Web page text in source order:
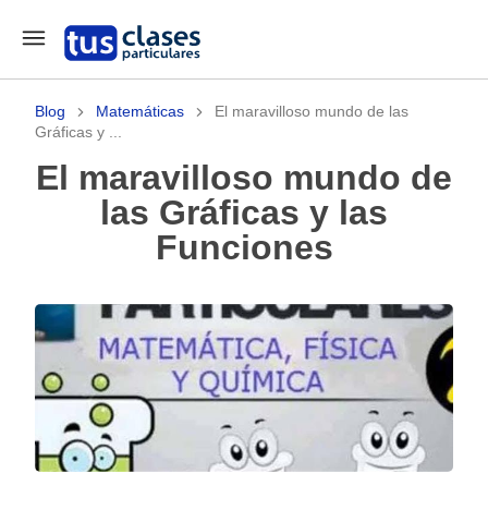
Blog Matemáticas
El maravilloso mundo de las
Gráficas y ...
El maravilloso mundo de
las Gráficas y las
Funciones